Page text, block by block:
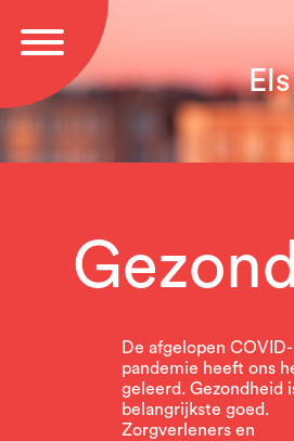
De afgelopen COVID-
pandemie heeft ons
geleerd. Gezondheid
belangrijkste goed.
Zorgverleners en